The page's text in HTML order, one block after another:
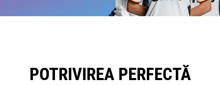
POTRIVIREA PERFECTĂ